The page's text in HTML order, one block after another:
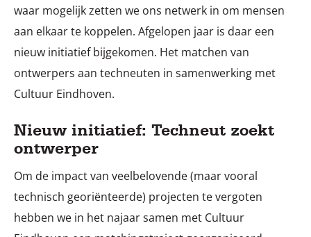
waar mogelijk zetten we ons netwerk in om mensen
aan elkaar te koppelen. Afgelopen jaar is daar een
nieuw initiatief bijgekomen. Het matchen van
ontwerpers aan techneuten in samenwerking met
Cultuur Eindhoven.
Nieuw initiatief: Techneut zoekt
ontwerper
Om de impact van veelbelovende (maar vooral
technisch georiënteerde) projecten te vergoten
hebben we in het najaar samen met Cultuur